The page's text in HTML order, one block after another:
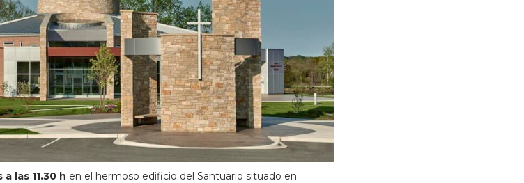
las 11.30 h en el hermoso edificio del Santuario situado en